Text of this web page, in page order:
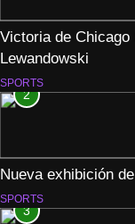
Victoria de
Lewandowski
SPORTS
2
Nueva exhibición
SPORTS
3